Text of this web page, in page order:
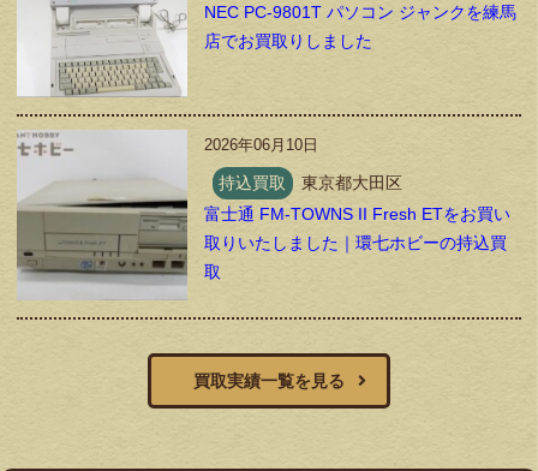
NEC PC-9801T パソコン ジャンクを練馬
店でお買取りしました
2026年06月10日
持込買取
東京都大田区
富士通 FM-TOWNS II Fresh ETをお買い
取りいたしました｜環七ホビーの持込買
取
買取実績一覧を見る